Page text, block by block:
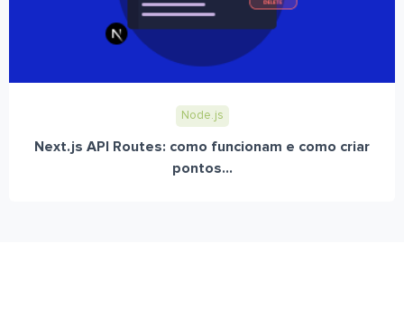
Node.js
Next.js API Routes: como funcionam e como criar
pontos...